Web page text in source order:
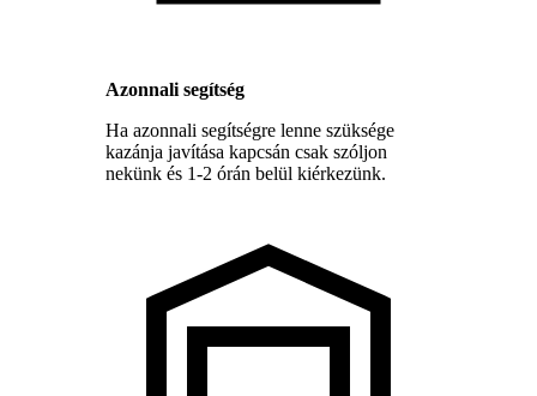
Azonnali segítség
Ha azonnali segítségre lenne szüksége
kazánja javítása kapcsán csak szóljon
nekünk és 1-2 órán belül kiérkezünk.